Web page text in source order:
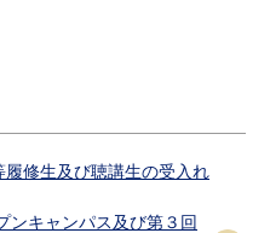
修生及び聴講生の受入れ
ンキャンパス及び第３回